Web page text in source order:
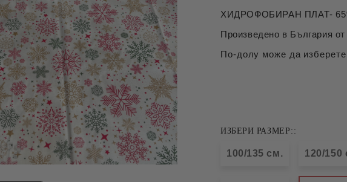
ХИДРОФОБИРАН ПЛАТ-
Произведено в България
По-долу може да
ИЗБЕРИ РАЗМЕР::
100/135 см. 120/150